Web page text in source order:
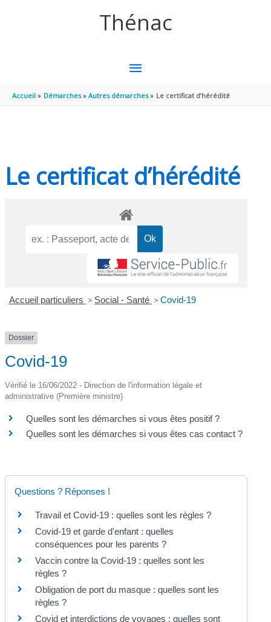
Thénac
MENU
PRINCIPAL
Accueil Démarches Autres démarches Le certificat d’hérédité
Le certificat d’hérédité
Accueil particuliers > Social - Santé > Covid-19
Dossier
Covid-19
Vérifié le 16/06/2022 - Direction de l'information légale et
administrative (Première ministre)
Quelles sont les démarches si vous êtes positif ?
Quelles sont les démarches si vous êtes cas contact ?
Questions ? Réponses !
Travail et Covid-19 : quelles sont les règles ?
Covid-19 et garde d'enfant : quelles
conséquences pour les parents ?
Vaccin contre la Covid-19 : quelles sont les
règles ?
Obligation de port du masque : quelles sont les
règles ?
Covid et interdictions de voyages : quelles sont